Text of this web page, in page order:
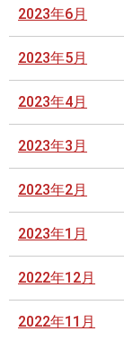
2023年6月
2023年5月
2023年4月
2023年3月
2023年2月
2023年1月
2022年12月
2022年11月